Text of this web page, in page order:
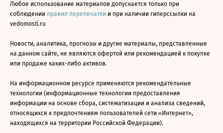
Любое использование материалов допускается только при
соблюдении правил перепечатки и при наличии гиперссылки на
vedomosti.ru
Новости, аналитика, прогнозы и другие материалы, представленные
на данном сайте, не являются офертой или рекомендацией к покупке
или продаже каких-либо активов.
На информационном ресурсе применяются рекомендательные
технологии (информационные технологии предоставления
информации на основе сбора, систематизации и анализа сведений,
относящихся к предпочтениям пользователей сети «Интернет»,
находящихся на территории Российской Федерации).